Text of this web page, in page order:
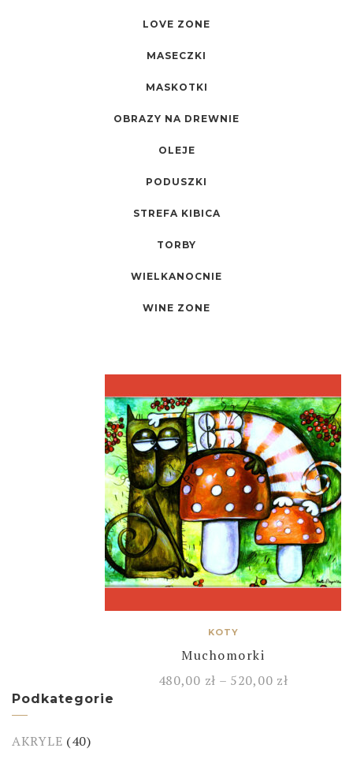
LOVE ZONE
MASECZKI
MASKOTKI
OBRAZY NA DREWNIE
OLEJE
PODUSZKI
STREFA KIBICA
TORBY
WIELKANOCNIE
WINE ZONE
KOTY
Muchomorki
480,00 zł – 520,00 zł
Podkategorie
AKRYLE (40)